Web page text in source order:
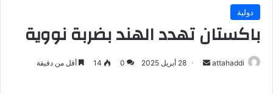
دولية
باكستان تهدد الهند بضربة نووية
attahaddi 28 أبريل 2025 0
14 أقل من دقيقة